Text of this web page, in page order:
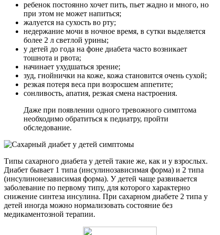
ребенок постоянно хочет пить, пьет жадно и много, но
при этом не может напиться;
жалуется на сухость во рту;
недержание мочи в ночное время, в сутки выделяется
более 2 л светлой урины;
у детей до года на фоне диабета часто возникает
тошнота и рвота;
начинает ухудшаться зрение;
зуд, гнойнички на коже, кожа становится очень сухой;
резкая потеря веса при возросшем аппетите;
сонливость, апатия, резкая смена настроения.
Даже при появлении одного тревожного симптома
необходимо обратиться к педиатру, пройти
обследование.
Типы сахарного диабета у детей такие же, как и у взрослых.
Диабет бывает 1 типа (инсулинозависимая форма) и 2 типа
(инсулинонезависимая форма). У детей чаще развивается
заболевание по первому типу, для которого характерно
снижение синтеза инсулина. При сахарном диабете 2 типа у
детей иногда можно нормализовать состояние без
медикаментозной терапии.